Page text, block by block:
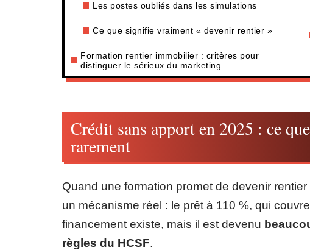
Les postes oubliés dans les simulations
Ce que signifie vraiment « devenir rentier »
Formation rentier immobilier : critères pour
distinguer le sérieux du marketing
Crédit sans apport en 2025 : ce
rarement
Quand une formation promet de devenir
un mécanisme réel : le prêt à 110 %, qui
financement existe, mais il est devenu
règles du HCSF.